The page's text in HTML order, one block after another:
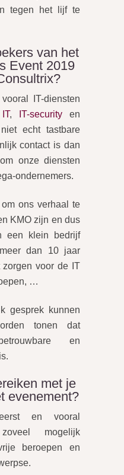
tegen het lijf te
van het
Event 2019
IT-diensten
, IT-securityen
echt tastbare
contact is dan
onze diensten
ondernemers.
ons verhaal te
KMO zijn en dus
een klein bedrijf
dan 10 jaar
voor de IT
…
gesprek kunnen
tonen dat
en
met je
evenement?
en vooral
mogelijk
beroepen en